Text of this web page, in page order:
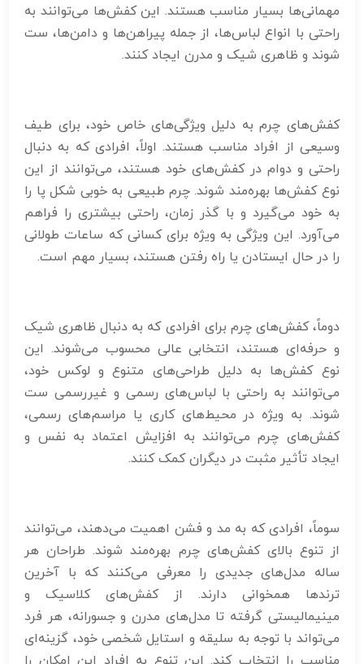
مهمانی‌ها بسیار مناسب هستند. این کفش‌ها می‌توانند به
راحتی با انواع لباس‌ها، از جمله پیراهن‌ها و دامن‌ها، ست
شوند و ظاهری شیک و مدرن ایجاد کنند.
کفش‌های چرم به دلیل ویژگی‌های خاص خود، برای طیف
وسیعی از افراد مناسب هستند. اولاً، افرادی که به دنبال
راحتی و دوام در کفش‌های خود هستند، می‌توانند از این
نوع کفش‌ها بهره‌مند شوند. چرم طبیعی به خوبی شکل پا را
به خود می‌گیرد و با گذر زمان، راحتی بیشتری را فراهم
می‌آورد. این ویژگی به ویژه برای کسانی که ساعات طولانی
را در حال ایستادن یا راه رفتن هستند، بسیار مهم است.
دوماً، کفش‌های چرم برای افرادی که به دنبال ظاهری شیک
و حرفه‌ای هستند، انتخابی عالی محسوب می‌شوند. این
نوع کفش‌ها به دلیل طراحی‌های متنوع و لوکس خود،
می‌توانند به راحتی با لباس‌های رسمی و غیررسمی ست
شوند. به ویژه در محیط‌های کاری یا مراسم‌های رسمی،
کفش‌های چرم می‌توانند به افزایش اعتماد به نفس و
ایجاد تأثیر مثبت در دیگران کمک کنند.
سوماً، افرادی که به مد و فشن اهمیت می‌دهند، می‌توانند
از تنوع بالای کفش‌های چرم بهره‌مند شوند. طراحان هر
ساله مدل‌های جدیدی را معرفی می‌کنند که با آخرین
ترندها همخوانی دارند. از کفش‌های کلاسیک و
مینیمالیستی گرفته تا مدل‌های مدرن و جسورانه، هر فرد
می‌تواند با توجه به سلیقه و استایل شخصی خود، گزینه‌ای